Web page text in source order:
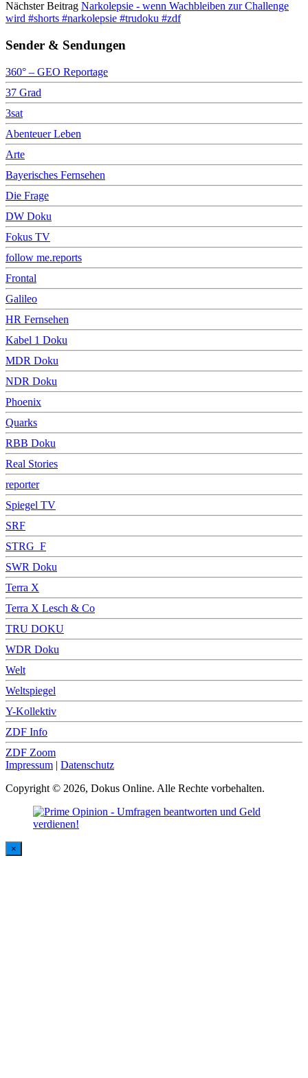
Nächster Beitrag Narkolepsie - wenn Wachbleiben zur Challenge
wird #shorts #narkolepsie #trudoku #zdf
Sender & Sendungen
360° – GEO Reportage
37 Grad
3sat
Abenteuer Leben
Arte
Bayerisches Fernsehen
Die Frage
DW Doku
Fokus TV
follow me.reports
Frontal
Galileo
HR Fernsehen
Kabel 1 Doku
MDR Doku
NDR Doku
Phoenix
Quarks
RBB Doku
Real Stories
reporter
Spiegel TV
SRF
STRG_F
SWR Doku
Terra X
Terra X Lesch & Co
TRU DOKU
WDR Doku
Welt
Weltspiegel
Y-Kollektiv
ZDF Info
ZDF Zoom
Impressum | Datenschutz
Copyright © 2026, Dokus Online. Alle Rechte vorbehalten.
×